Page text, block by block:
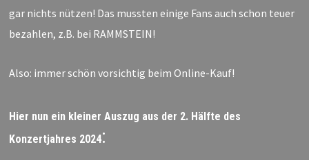
gar nichts nützen! Das mussten einige Fans auch schon teuer
bezahlen, z.B. bei RAMMSTEIN!
Also: immer schön vorsichtig beim Online-Kauf!
Hier nun ein kleiner Auszug aus der 2. Hälfte des
Konzertjahres 2024: